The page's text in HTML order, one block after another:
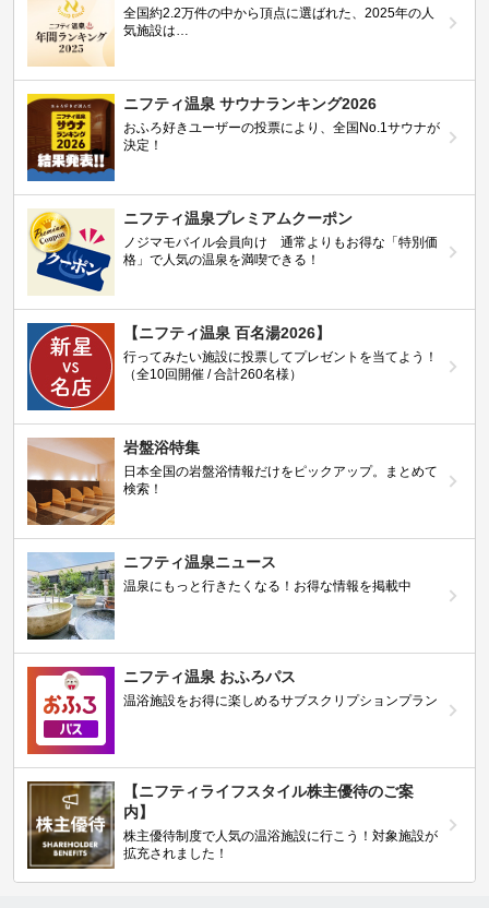
全国約2.2万件の中から頂点に選ばれた、2025年の人
気施設は…
ニフティ温泉 サウナランキング2026
おふろ好きユーザーの投票により、全国No.1サウナが
決定！
ニフティ温泉プレミアムクーポン
ノジマモバイル会員向け 通常よりもお得な「特別価
格」で人気の温泉を満喫できる！
【ニフティ温泉 百名湯2026】
行ってみたい施設に投票してプレゼントを当てよう！
（全10回開催 / 合計260名様）
岩盤浴特集
日本全国の岩盤浴情報だけをピックアップ。まとめて
検索！
ニフティ温泉ニュース
温泉にもっと行きたくなる！お得な情報を掲載中
ニフティ温泉 おふろパス
温浴施設をお得に楽しめるサブスクリプションプラン
【ニフティライフスタイル株主優待のご案
内】
株主優待制度で人気の温浴施設に行こう！対象施設が
拡充されました！